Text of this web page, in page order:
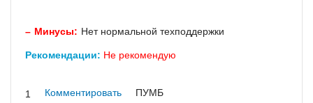
Минусы: Нет нормальной техподдержки
Рекомендации: Не рекомендую
1 Комментировать ПУМБ